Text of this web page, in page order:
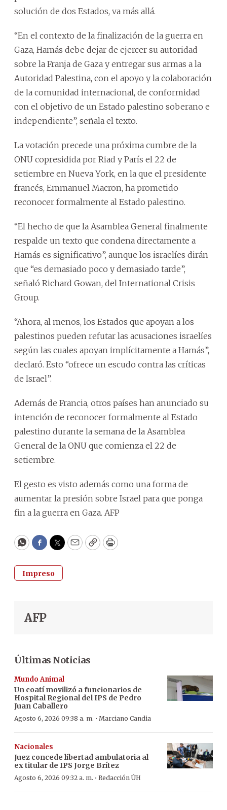
solución de dos Estados, va más allá.
“En el contexto de la finalización de la guerra en
Gaza, Hamás debe dejar de ejercer su autoridad
sobre la Franja de Gaza y entregar sus armas a la
Autoridad Palestina, con el apoyo y la colaboración
de la comunidad internacional, de conformidad
con el objetivo de un Estado palestino soberano e
independiente”, señala el texto.
La votación precede una próxima cumbre de la
ONU copresidida por Riad y París el 22 de
setiembre en Nueva York, en la que el presidente
francés, Emmanuel Macron, ha prometido
reconocer formalmente al Estado palestino.
“El hecho de que la Asamblea General finalmente
respalde un texto que condena directamente a
Hamás es significativo”, aunque los israelíes dirán
que “es demasiado poco y demasiado tarde”,
señaló Richard Gowan, del International Crisis
Group.
“Ahora, al menos, los Estados que apoyan a los
palestinos pueden refutar las acusaciones israelíes
según las cuales apoyan implícitamente a Hamás”,
declaró. Esto “ofrece un escudo contra las críticas
de Israel”.
Además de Francia, otros países han anunciado su
intención de reconocer formalmente al Estado
palestino durante la semana de la Asamblea
General de la ONU que comienza el 22 de
setiembre.
El gesto es visto además como una forma de
aumentar la presión sobre Israel para que ponga
fin a la guerra en Gaza. AFP
WhatsApp
Facebook
Twitter
EmailCopyPrint
Impreso
AFP
Últimas Noticias
Mundo Animal
Un coatí movilizó a funcionarios de
Hospital Regional del IPS de Pedro
Juan Caballero
Agosto 6, 2026 09:38 a. m. · Marciano Candia
Nacionales
Juez concede libertad ambulatoria al
ex titular de IPS Jorge Brítez
Agosto 6, 2026 09:32 a. m. · Redacción ÚH